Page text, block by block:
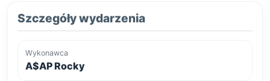
Szczegóły wydarzenia
Wykonawca
A$AP Rocky